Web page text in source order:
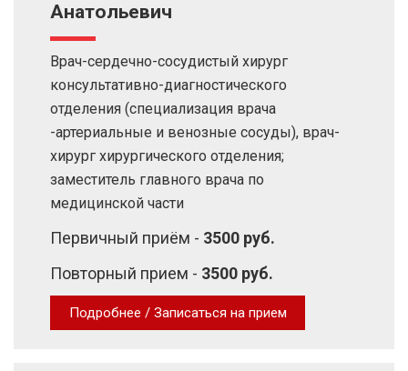
Анатольевич
Врач-сердечно-сосудистый хирург
консультативно-диагностического
отделения (специализация врача
-артериальные и венозные сосуды), врач-
хирург хирургического отделения;
заместитель главного врача по
медицинской части
Первичный приём - 3500 руб.
Повторный прием - 3500 руб.
Подробнее / Записаться на прием